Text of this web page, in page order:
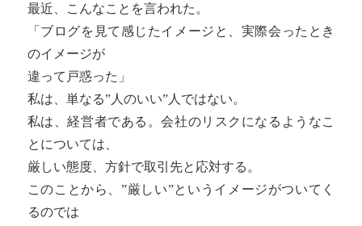
最近、こんなことを言われた。
「ブログを見て感じたイメージと、実際会ったとき
のイメージが
違って戸惑った」
私は、単なる”人のいい”人ではない。
私は、経営者である。会社のリスクになるようなこ
とについては、
厳しい態度、方針で取引先と応対する。
このことから、”厳しい”というイメージがついてく
るのでは